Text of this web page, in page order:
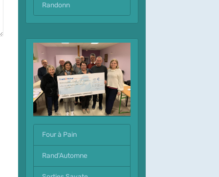
Randonn
Four à Pain
Rand'Automne